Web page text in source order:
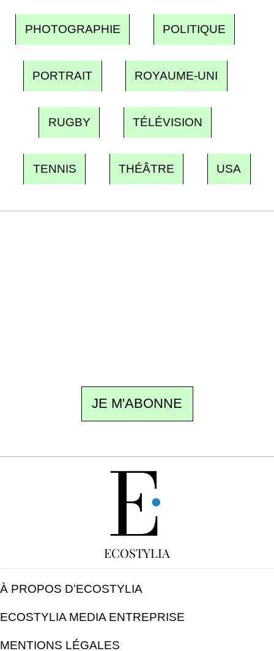
PHOTOGRAPHIE POLITIQUE
PORTRAIT ROYAUME-UNI
RUGBY TÉLÉVISION
TENNIS THÉÂTRE USA
JE M'ABONNE
ECOSTYLIA
À PROPOS D’ECOSTYLIA
ECOSTYLIA MEDIA ENTREPRISE
MENTIONS LÉGALES